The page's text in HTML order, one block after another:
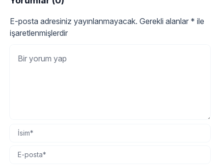
E-posta adresiniz yayınlanmayacak. Gerekli alanlar * ile
işaretlenmişlerdir